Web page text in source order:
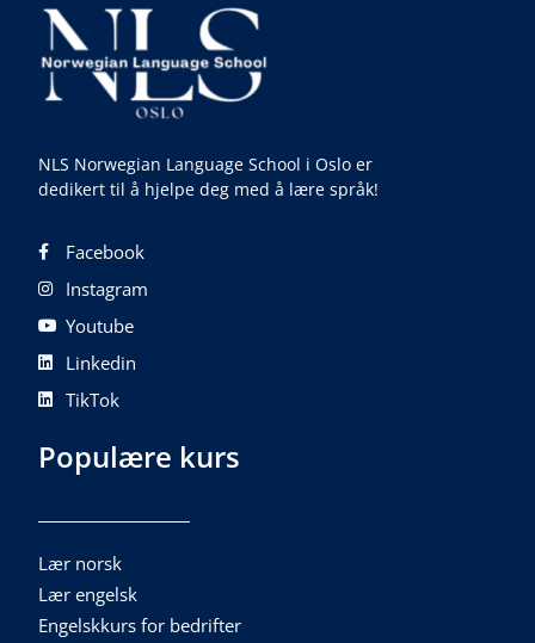
NLS Norwegian Language School i Oslo er
dedikert til å hjelpe deg med å lære språk!
Facebook
Instagram
Youtube
Linkedin
TikTok
Populære kurs
Lær norsk
Lær engelsk
Engelskkurs for bedrifter